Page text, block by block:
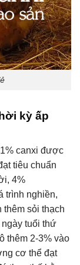
kỳ ấp
canxi được
tiêu chuẩn
4%
trình nghiền,
thêm sỏi thạch
tuổi thứ
thêm 2-3% vào
cơ thể đạt